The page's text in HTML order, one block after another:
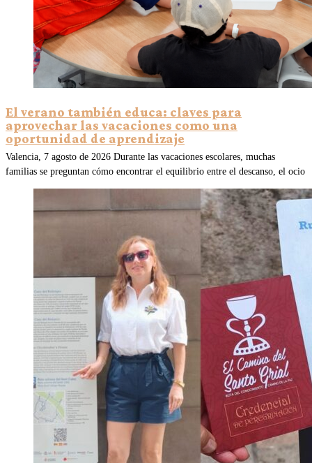
El verano también educa: claves para
aprovechar las vacaciones como una
oportunidad de aprendizaje
Valencia, 7 agosto de 2026 Durante las vacaciones escolares, muchas
familias se preguntan cómo encontrar el equilibrio entre el descanso, el ocio